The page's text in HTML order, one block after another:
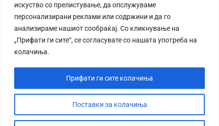
искуство со прелистување, да опслужуваме
персонализирани реклами или содржини и да го
анализираме нашиот сообраќај. Со кликнување на
„Прифати ги сите“, се согласувате со нашата употреба на
колачиња.
Поставки за колачиња
Прифати ги сите колачиња